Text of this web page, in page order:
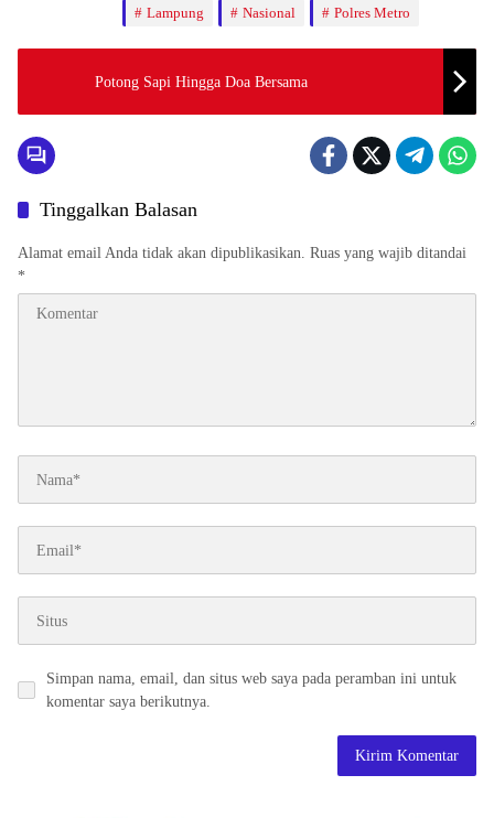
Lampung
Nasional Polres Metro
Potong Sapi Hingga Doa Bersama
Tinggalkan Balasan
Alamat email Anda tidak akan dipublikasikan. Ruas yang wajib ditandai
*
Simpan nama, email, dan situs web saya pada peramban ini untuk
komentar saya berikutnya.